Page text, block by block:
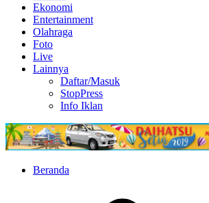
Ekonomi
Entertainment
Olahraga
Foto
Live
Lainnya
Daftar/Masuk
StopPress
Info Iklan
Beranda